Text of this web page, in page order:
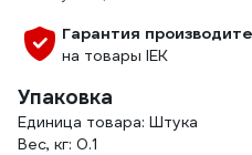
Гарантия
на товары IEK
Упаковка
Единица товара: Штука
Вес, кг: 0.1